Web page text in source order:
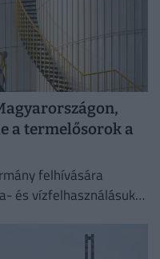
a termelősorok a
felhívására
és vízfelhasználásukat